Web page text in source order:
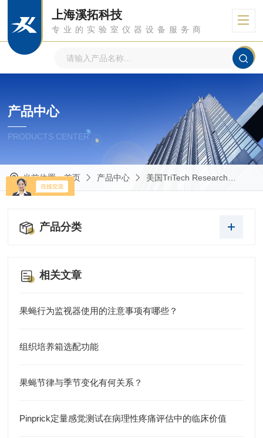
上海溪拓科技
专业的实验室仪器设备服务商
产品中心
PRODUCTS CENTER
当前位置：首页 产品中心 美国TriTech Research
产品分类
相关文章
果蝇行为监视器使用的注意事项有哪些？
组织培养箱选配功能
果蝇节律与季节变化有何关系？
Pinprick定量感觉测试在病理性疼痛评估中的临床价值